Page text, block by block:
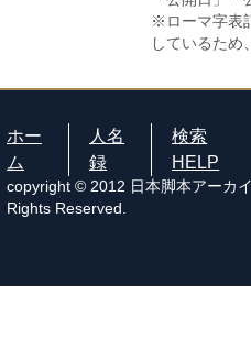
※ローマ字表
しているため
ホー
ム
人名
録
検索
HELP
copyright © 2012 日本脚本アーカ
Rights Reserved.